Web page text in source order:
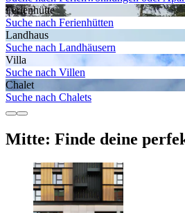
Ferienhütte
Suche nach Ferienhütten
Landhaus
Suche nach Landhäusern
Villa
Suche nach Villen
Chalet
Suche nach Chalets
Mitte: Finde deine